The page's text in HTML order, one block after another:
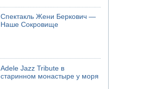
Спектакль Жени Беркович —
Наше Сокровище
Adele Jazz Tribute в
старинном монастыре у моря